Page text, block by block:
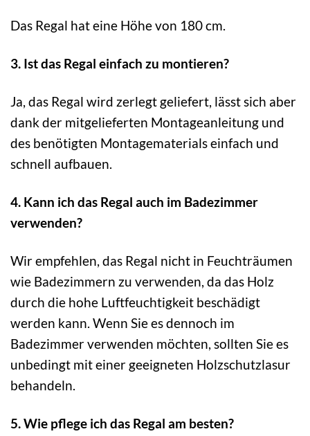
Das Regal hat eine Höhe von 180 cm.
3. Ist das Regal einfach zu montieren?
Ja, das Regal wird zerlegt geliefert, lässt sich aber
dank der mitgelieferten Montageanleitung und
des benötigten Montagematerials einfach und
schnell aufbauen.
4. Kann ich das Regal auch im Badezimmer
verwenden?
Wir empfehlen, das Regal nicht in Feuchträumen
wie Badezimmern zu verwenden, da das Holz
durch die hohe Luftfeuchtigkeit beschädigt
werden kann. Wenn Sie es dennoch im
Badezimmer verwenden möchten, sollten Sie es
unbedingt mit einer geeigneten Holzschutzlasur
behandeln.
5. Wie pflege ich das Regal am besten?